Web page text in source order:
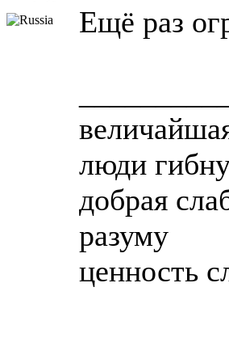
Ещё раз
люди
добрая
разуму
ценность